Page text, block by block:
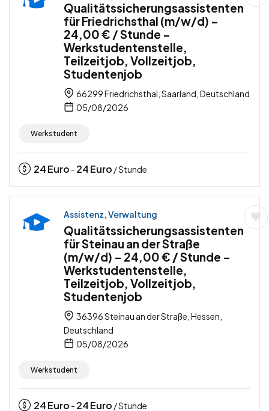
Qualitätssicherungsassistenten
für Friedrichsthal (m/w/d) –
24,00 € / Stunde –
Werkstudentenstelle,
Teilzeitjob, Vollzeitjob,
Studentenjob
66299 Friedrichsthal, Saarland, Deutschland
05/08/2026
Werkstudent
24Euro - 24Euro / Stunde
Assistenz, Verwaltung
Qualitätssicherungsassistenten
für Steinau an der Straße
(m/w/d) – 24,00 € / Stunde –
Werkstudentenstelle,
Teilzeitjob, Vollzeitjob,
Studentenjob
36396 Steinau an der Straße, Hessen,
Deutschland
05/08/2026
Werkstudent
24Euro - 24Euro / Stunde